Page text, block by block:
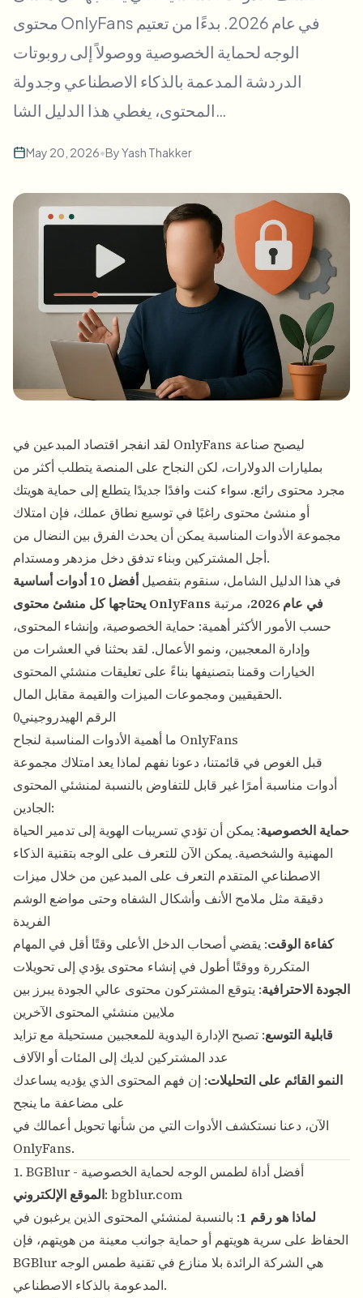
تبديل الوجه - فيديو
ذكاء الفيديو
عالج عدة فيديوهات دفعة واحدة
طمس الوجه بالجملة
خطوط أنابيب عالية الإنتاجية
طمس أي شيء
مناطق المؤسسات والسياسات والمراجعة
API & SDK
إزالة الخلفية بالجملة
محتوى OnlyFans في عام 2026. بدءًا من تعتيم
الوجه لحماية الخصوصية ووصولاً إلى روبوتات
الدردشة المدعمة بالذكاء الاصطناعي وجدولة
المحتوى، يغطي هذا الدليل الشا…
May 20, 2026•ByYash Thakker
لقد انفجر اقتصاد المبدعين في OnlyFans ليصبح صناعة
بمليارات الدولارات، لكن النجاح على المنصة يتطلب أكثر من
مجرد محتوى رائع. سواء كنت وافدًا جديدًا يتطلع إلى حماية هويتك
أو منشئ محتوى راغبًا في توسيع نطاق عملك، فإن امتلاك
مجموعة الأدوات المناسبة يمكن أن يحدث الفرق بين النضال من
أجل المشتركين وبناء تدفق دخل مزدهر ومستدام.
في هذا الدليل الشامل، سنقوم بتفصيل
أفضل 10 أدوات أساسية
يحتاجها كل منشئ محتوى OnlyFans في عام 2026
، مرتبة
حسب الأمور الأكثر أهمية: حماية الخصوصية، وإنشاء المحتوى،
وإدارة المعجبين، ونمو الأعمال. لقد بحثنا في العشرات من
الخيارات وقمنا بتصنيفها بناءً على تعليقات منشئي المحتوى
الحقيقيين ومجموعات الميزات والقيمة مقابل المال.
الرقم الهيدروجيني0
ما أهمية الأدوات المناسبة لنجاح OnlyFans
قبل الغوص في قائمتنا، دعونا نفهم لماذا يعد امتلاك مجموعة
أدوات مناسبة أمرًا غير قابل للتفاوض بالنسبة لمنشئي المحتوى
الجادين:
حماية الخصوصية: يمكن أن تؤدي تسريبات الهوية إلى تدمير الحياة
المهنية والشخصية. يمكن الآن للتعرف على الوجه بتقنية الذكاء
الاصطناعي المتقدم التعرف على المبدعين من خلال ميزات
دقيقة مثل ملامح الأنف وأشكال الشفاه وحتى مواضع الوشم
الفريدة
كفاءة الوقت: يقضي أصحاب الدخل الأعلى وقتًا أقل في المهام
المتكررة ووقتًا أطول في إنشاء محتوى يؤدي إلى تحويلات
الجودة الاحترافية: يتوقع المشتركون محتوى عالي الجودة يبرز بين
ملايين منشئي المحتوى الآخرين
قابلية التوسع: تصبح الإدارة اليدوية للمعجبين مستحيلة مع تزايد
عدد المشتركين لديك إلى المئات أو الآلاف
النمو القائم على التحليلات: إن فهم المحتوى الذي يؤديه يساعدك
على مضاعفة ما ينجح
الآن، دعنا نستكشف الأدوات التي من شأنها تحويل أعمالك في
OnlyFans.
1. BGBlur - أفضل أداة لطمس الوجه لحماية الخصوصية
الموقع الإلكتروني: bgblur.com
لماذا هو رقم 1
: بالنسبة لمنشئي المحتوى الذين يرغبون في
الحفاظ على سرية هويتهم أو حماية جوانب معينة من هويتهم، فإن
BGBlur هي الشركة الرائدة بلا منازع في تقنية طمس الوجه
المدعومة بالذكاء الاصطناعي.